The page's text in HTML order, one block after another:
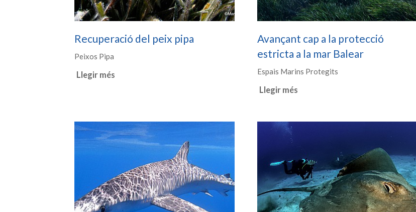
Recuperació del peix pipa
Peixos Pipa
Llegir més
Avançant cap a la protecció
estricta a la mar Balear
Espais Marins Protegits
Llegir més